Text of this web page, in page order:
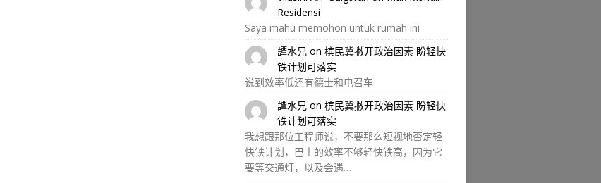
Residensi
Saya mahu memohon untuk rumah ini
譚水兄 on 槟民冀撇开政治因素 盼轻快
铁计划可落实
说到效率低还有德士和电召车
譚水兄 on 槟民冀撇开政治因素 盼轻快
铁计划可落实
我想跟那位工程师说，不要那么短视地否定轻
快铁计划，巴士的效率不够轻快铁高，因为它
要等交通灯，以及会遇…